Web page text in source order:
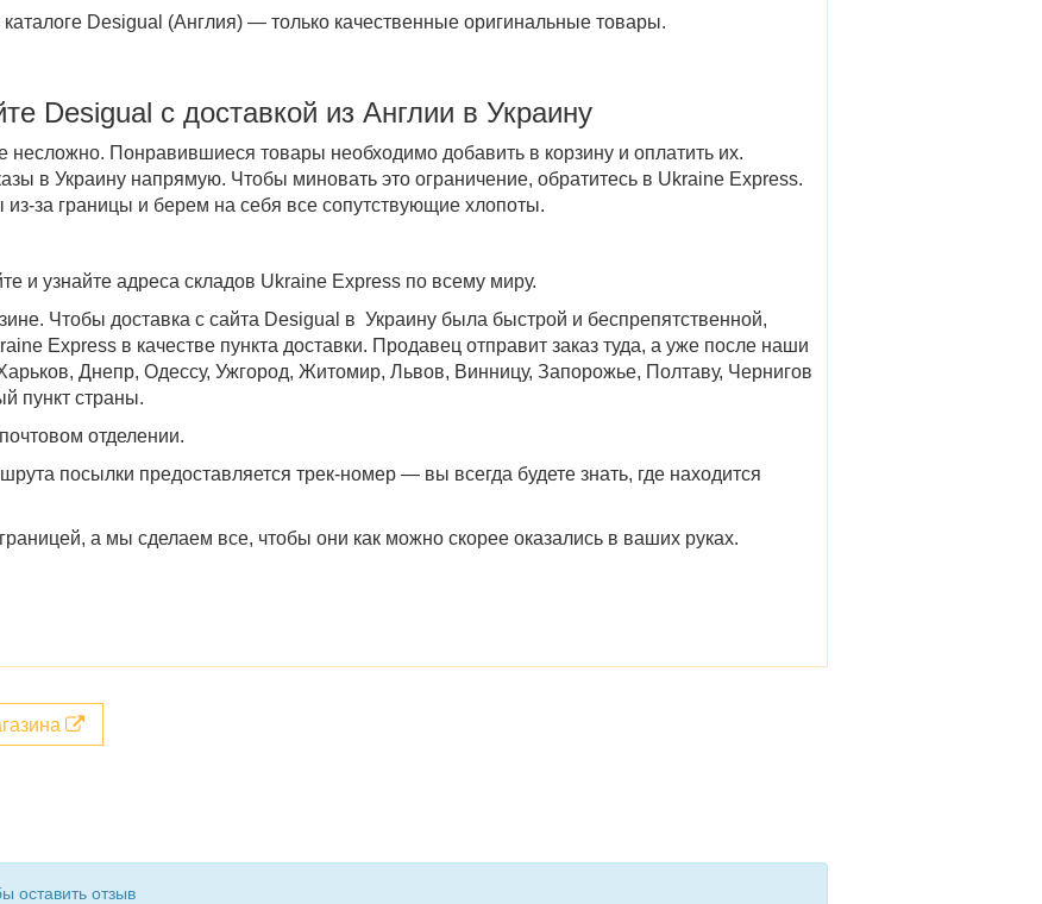
каталоге Desigual (Англия) — только качественные оригинальные товары.
Desigual с доставкой из Англии в Украину
несложно. Понравившиеся товары необходимо добавить в корзину и оплатить их.
в Украину напрямую. Чтобы миновать это ограничение, обратитесь в Ukraine Express.
за границы и берем на себя все сопутствующие хлопоты.
и узнайте адреса складов Ukraine Express по всему миру.
Чтобы доставка с сайта Desigual в Украину была быстрой и беспрепятственной,
Express в качестве пункта доставки. Продавец отправит заказ туда, а уже после наши
Днепр, Одессу, Ужгород, Житомир, Львов, Винницу, Запорожье, Полтаву, Чернигов
пункт страны.
отделении.
посылки предоставляется трек-номер — вы всегда будете знать, где находится
а мы сделаем все, чтобы они как можно скорее оказались в ваших руках.
оставить отзыв